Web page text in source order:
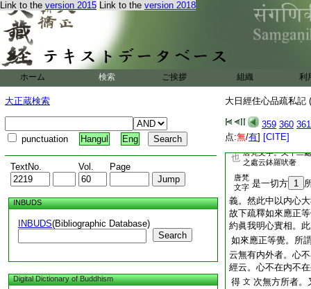
Link to the version 2015 Link to the version 2018
ホーム 検索 ご挨拶 組織 利
大正蔵検索
punctuation Hangul Eng
TextNo. Vol. Page
INBUDS
INBUDS(Bibliographic Database)
Search
Digital Dictionary of Buddhism
大日經住心品疏私記
359 360 361
点:無/有] [CITE]
云。此阿是金
切處義
二十
二
遍一切處。佛坐道
也。十三
云。
時也。又智度云
法時未轉故 文
是晝
也 唐梵文字。又十二處
之處云鉢羅吠奢
唐梵
文字 是一切方 1
義。然此中以内心
故下疏釋如來應正
約眞我明心實相。
如來應正等覺。所
云無有内外者。心
經云。心不在内不
得 文 次無方所者。